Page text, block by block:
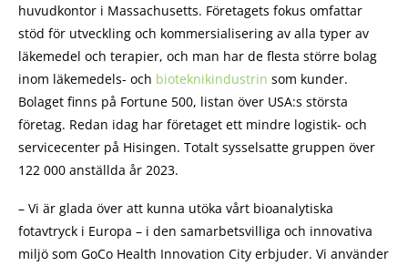
huvudkontor i Massachusetts. Företagets fokus omfattar
stöd för utveckling och kommersialisering av alla typer av
läkemedel och terapier, och man har de flesta större bolag
inom läkemedels- och bioteknikindustrin som kunder.
Bolaget finns på Fortune 500, listan över USA:s största
företag. Redan idag har företaget ett mindre logistik- och
servicecenter på Hisingen. Totalt sysselsatte gruppen över
122 000 anställda år 2023.
– Vi är glada över att kunna utöka vårt bioanalytiska
fotavtryck i Europa – i den samarbetsvilliga och innovativa
miljö som GoCo Health Innovation City erbjuder. Vi använder